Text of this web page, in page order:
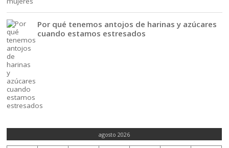
Por qué tenemos antojos de harinas y azúcares
cuando estamos estresados
agosto 2026